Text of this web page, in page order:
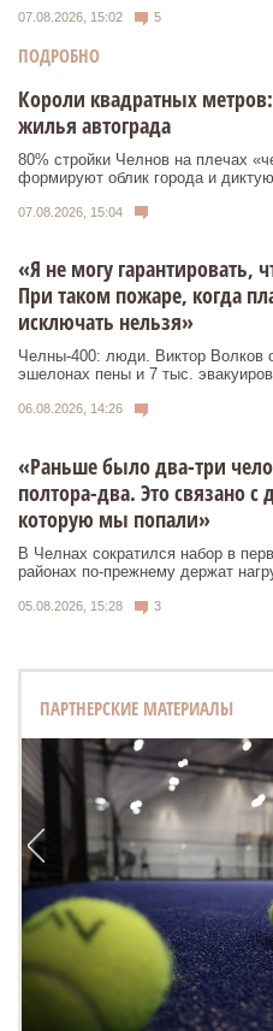
07.08.2026, 15:02 5
ПОДРОБНО
Короли квадратных
жилья автограда
80% стройки Челнов на плечах
формируют облик города и
07.08.2026, 15:04
«Я не могу гарантировать,
При таком пожаре, когда
исключать нельзя»
Челны-400: люди. Виктор Волков
эшелонах пены и 7 тыс.
06.08.2026, 14:26
«Раньше было два-три
полтора-два. Это связано
которую мы попали»
В Челнах сократился набор в
районах по-прежнему держат
05.08.2026, 15:28 3
ПАРТНЕРСКИЕ МАТЕРИАЛЫ